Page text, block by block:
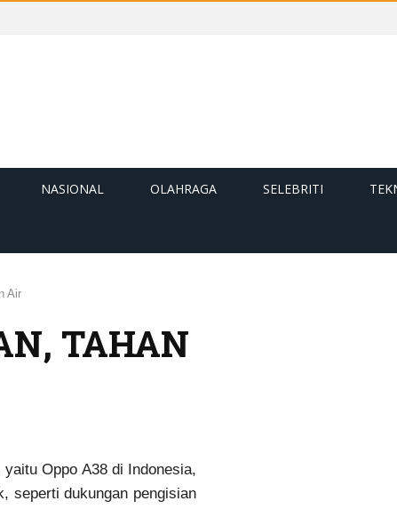
NASIONAL OLAHRAGA SELEBRITI
Air
TAHAN
Oppo A38 di Indonesia,
seperti dukungan pengisian